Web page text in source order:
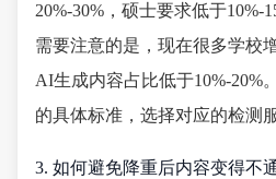
20%-30%，硕士要求低于10%-
需要注意的是，现在很多学校
AI生成内容占比低于10%-20%
的具体标准，选择对应的检测服
3. 如何避免降重后内容变得不